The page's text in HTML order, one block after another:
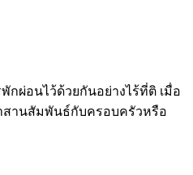
กผ่อนไว้ด้วยกันอย่างไร้ที่ติ เมื่อ
าสานสัมพันธ์กับครอบครัวหรือ